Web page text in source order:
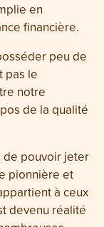
en
financière.
peu de
pas le
notre
de la qualité
de pouvoir jeter
pionnière et
à ceux
devenu réalité